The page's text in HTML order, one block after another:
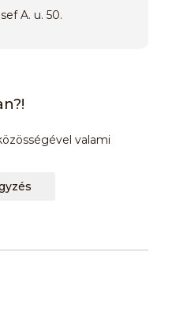
A. u. 50.
valami